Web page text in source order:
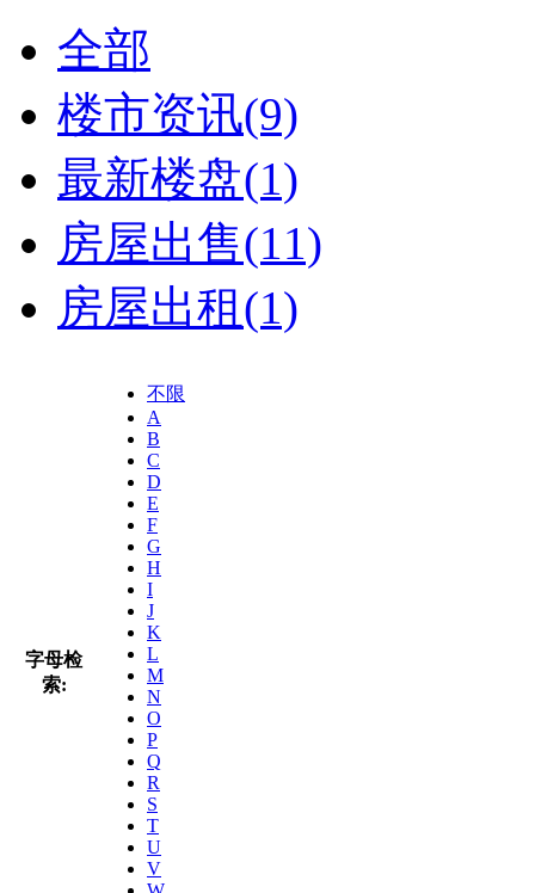
全部
楼市资讯(9)
最新楼盘(1)
房屋出售(11)
房屋出租(1)
字母检
索:
不限
A
B
C
D
E
F
G
H
I
J
K
L
M
N
O
P
Q
R
S
T
U
V